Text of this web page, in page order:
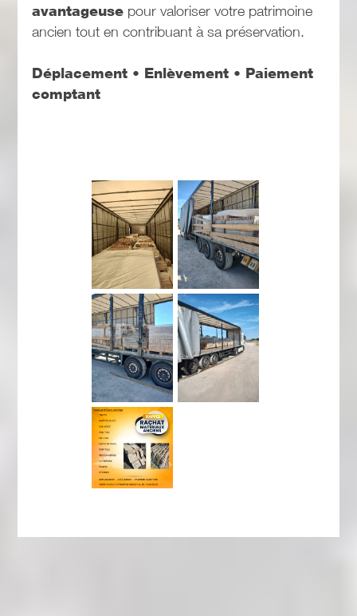
avantageusepour valoriser votre patrimoine
ancien tout en contribuant à sa préservation.
Déplacement • Enlèvement • Paiement
comptant